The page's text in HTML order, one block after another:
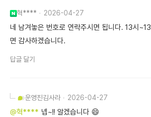
혁**** 2026-04-27
네 남겨놓은 번호로 연락주시면 됩니다. 13시
면 감사하겠습니다.
답글 달기
운영진김사라 2026-04-27
@혁**** 넵~!! 알겠습니다 😄